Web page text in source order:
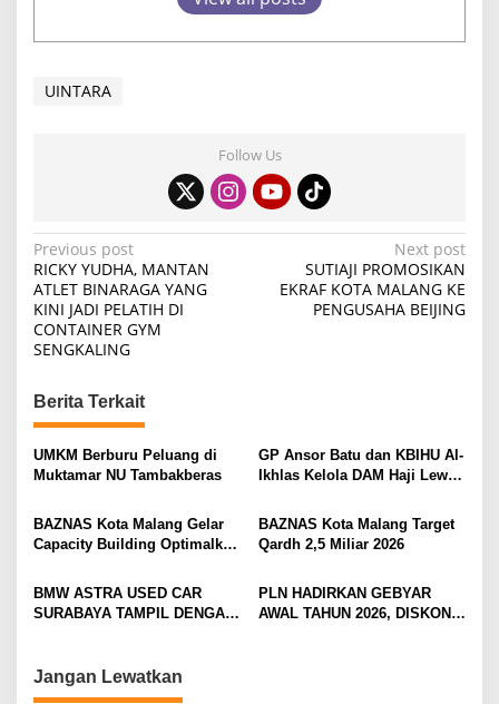
UINTARA
Follow Us
P
o
s
t
a
v
i
a
i
o
n
Previous post
RICKY YUDHA, MANTAN
ATLET BINARAGA YANG
KINI JADI PELATIH DI
CONTAINER GYM
SENGKALING
Next post
SUTIAJI PROMOSIKAN
EKRAF KOTA MALANG KE
PENGUSAHA BEIJING
Berita Terkait
UMKM Berburu Peluang di
Muktamar NU Tambakberas
GP Ansor Batu dan KBIHU Al-
Ikhlas Kelola DAM Haji Lewat
BAZNAS Kota Malang Gelar
Capacity Building Optimalkan
BAZNAS Kota Malang Target
Qardh 2,5 Miliar 2026
BMW ASTRA USED CAR
SURABAYA TAMPIL DENGAN
DENGAN FASILITAS
PREMIUM
PLN HADIRKAN GEBYAR
AWAL TAHUN 2026, DISKON
Jangan Lewatkan